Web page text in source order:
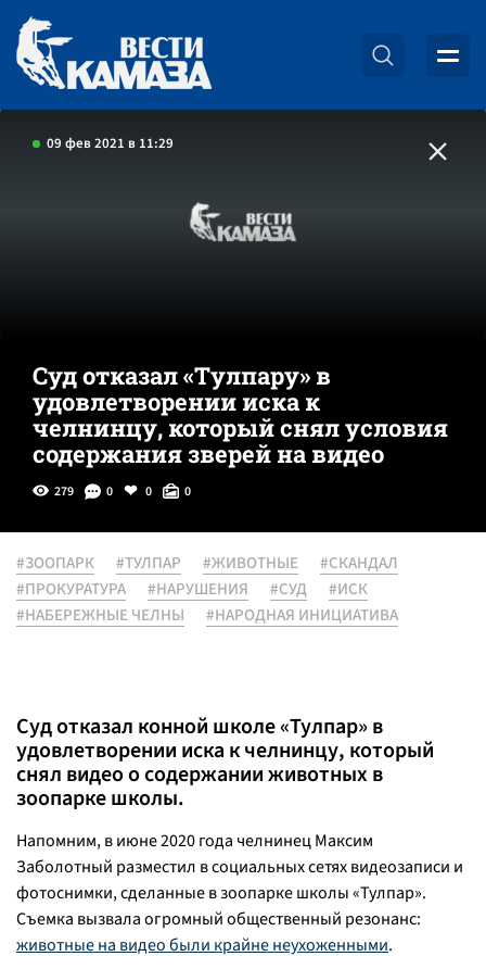
09 фев 2021 в 11:29
Суд отказал «Тулпару» в
удовлетворении иска к
челнинцу, который снял условия
содержания зверей на видео
279 0 0 0
#ЗООПАРК #ТУЛПАР #ЖИВОТНЫЕ
#СКАНДАЛ
#ПРОКУРАТУРА
#НАРУШЕНИЯ #СУД
#ИСК
#НАБЕРЕЖНЫЕ ЧЕЛНЫ
#НАРОДНАЯ ИНИЦИАТИВА
Суд отказал конной школе «Тулпар» в
удовлетворении иска к челнинцу, который
снял видео о содержании животных в
зоопарке школы.
Напомним, в июне 2020 года челнинец Максим
Заболотный разместил в социальных сетях видеозаписи и
фотоснимки, сделанные в зоопарке школы «Тулпар».
Съемка вызвала огромный общественный резонанс:
животные на видео были крайне неухоженными.